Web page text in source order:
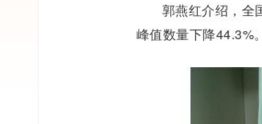
郭燕红介绍，全
峰值数量下降44.3%。